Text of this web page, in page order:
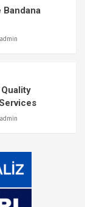
Bandana
admin
admin